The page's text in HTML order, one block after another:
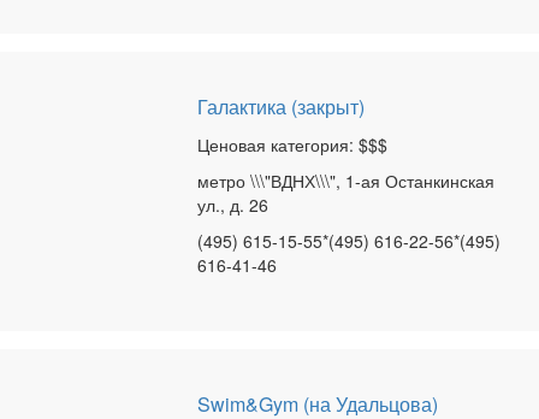
Галактика (закрыт)
Ценовая категория: $$$
метро \\\"ВДНХ\\\", 1-ая Останкинская
ул., д. 26
(495) 615-15-55*(495) 616-22-56*(495)
616-41-46
Swim&Gym (на Удальцова)